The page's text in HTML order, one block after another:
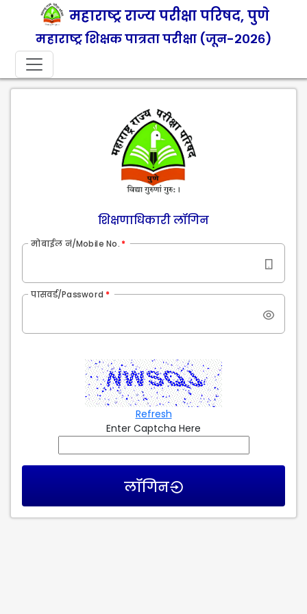
महाराष्ट्र राज्य परीक्षा परिषद, पुणे
महाराष्ट्र शिक्षक पात्रता परीक्षा (जून-२०२६)
शिक्षणाधिकारी लॉगिन
मोबाईल नं/Mobile No.
पासवर्ड/Password
Refresh
Enter Captcha Here
लॉगिन